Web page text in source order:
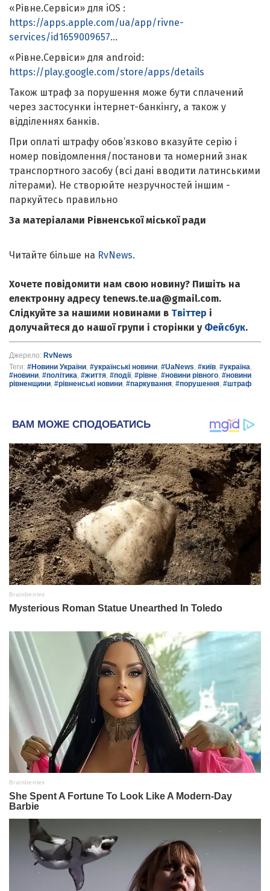
«Рівне.Сервіси» для iOS :
https://apps.apple.com/ua/app/rivne-
services/id1659009657...
«Рівне.Сервіси» для android:
https://play.google.com/store/apps/details
Також штраф за порушення може бути сплачений
через застосунки інтернет-банкінгу, а також у
відділеннях банків.
При оплаті штрафу обов’язково вказуйте серію і
номер повідомлення/постанови та номерний знак
транспортного засобу (всі дані вводити латинськими
літерами). Не створюйте незручностей іншим -
паркуйтесь правильно
За матеріалами Рівненської міської ради
Читайте більше на RvNews.
Хочете повідомити нам свою новину? Пишіть на
електронну адресу tenews.te.ua@gmail.com.
Слідкуйте за нашими новинами в Твіттер і
долучайтеся до нашої групи і сторінки у Фейсбук.
Джерело: RvNews
Теги: #Новини України, #українські новини, #UaNews, #київ, #україна,
#новини, #політика, #життя, #події, #рівне, #новини рівного, #новини
рівненщини, #рівненські новини, #паркування, #порушення, #штраф